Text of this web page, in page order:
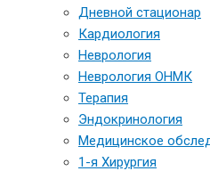
Дневной стационар
Кардиология
Неврология
Неврология ОНМК
Терапия
Эндокринология
Медицинское
1-я Хирургия